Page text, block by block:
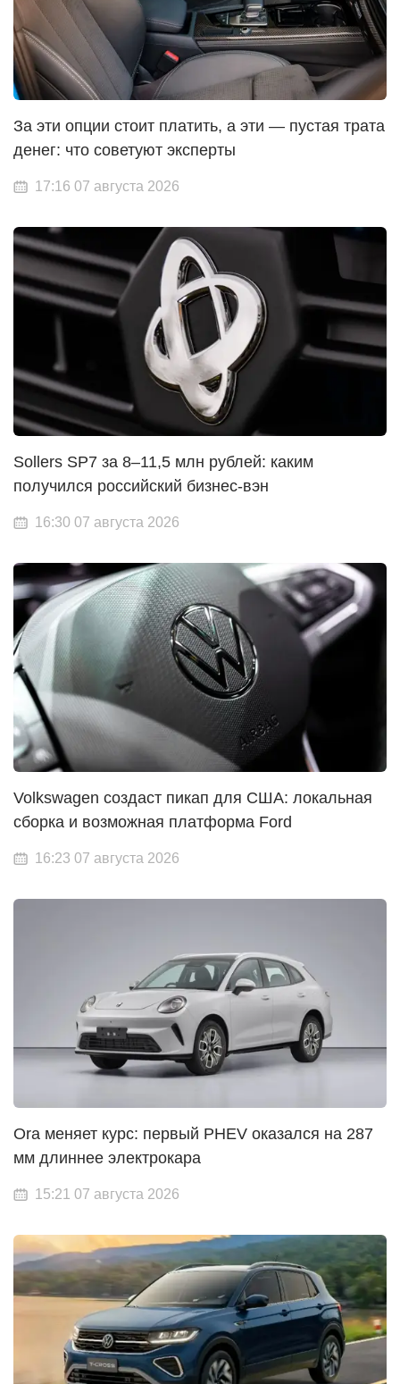
За эти опции стоит платить, а эти — пустая трата
денег: что советуют эксперты
17:16 07 августа 2026
Sollers SP7 за 8–11,5 млн рублей: каким
получился российский бизнес-вэн
16:30 07 августа 2026
Volkswagen создаст пикап для США: локальная
сборка и возможная платформа Ford
16:23 07 августа 2026
Ora меняет курс: первый PHEV оказался на 287
мм длиннее электрокара
15:21 07 августа 2026